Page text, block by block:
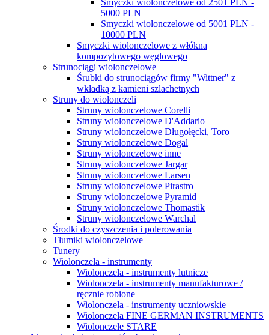
Smyczki wiolonczelowe od 2501 PLN -
5000 PLN
Smyczki wiolonczelowe od 5001 PLN -
10000 PLN
Smyczki wiolonczelowe z włókna
kompozytowego węglowego
Strunociągi wiolonczelowe
Śrubki do strunociągów firmy "Wittner" z
wkładką z kamieni szlachetnych
Struny do wiolonczeli
Struny wiolonczelowe Corelli
Struny wiolonczelowe D'Addario
Struny wiolonczelowe Długołęcki, Toro
Struny wiolonczelowe Dogal
Struny wiolonczelowe inne
Struny wiolonczelowe Jargar
Struny wiolonczelowe Larsen
Struny wiolonczelowe Pirastro
Struny wiolonczelowe Pyramid
Struny wiolonczelowe Thomastik
Struny wiolonczelowe Warchal
Środki do czyszczenia i polerowania
Tłumiki wiolonczelowe
Tunery
Wiolonczela - instrumenty
Wiolonczela - instrumenty lutnicze
Wiolonczela - instrumenty manufakturowe /
ręcznie robione
Wiolonczela - instrumenty uczniowskie
Wiolonczela FINE GERMAN INSTRUMENTS
Wiolonczele STARE